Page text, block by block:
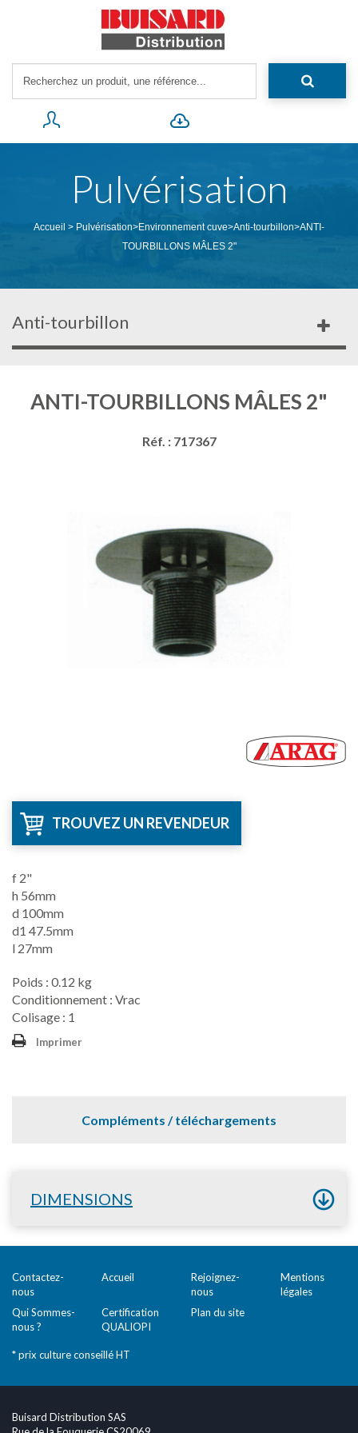
Pulvérisation
Accueil > Pulvérisation>Environnement cuve>Anti-tourbillon>ANTI-
TOURBILLONS MÂLES 2"
Anti-tourbillon
ANTI-TOURBILLONS MÂLES 2"
Réf. : 717367
TROUVEZ UN REVENDEUR
f 2"
h 56mm
d 100mm
d1 47.5mm
l 27mm
Poids : 0.12 kg
Conditionnement : Vrac
Colisage : 1
Imprimer
Compléments / téléchargements
DIMENSIONS
Contactez-
nous
Accueil
Rejoignez-
nous
Mentions
légales
Qui Sommes-
nous ?
Certification
QUALIOPI
Plan du site
* prix culture conseillé HT
Buisard Distribution SAS